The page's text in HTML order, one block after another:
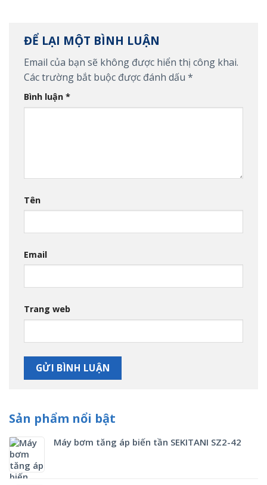
ĐỂ LẠI MỘT BÌNH LUẬN
Email của bạn sẽ không được hiển thị công khai.
Các trường bắt buộc được đánh dấu *
Bình luận *
Tên
Email
Trang web
Sản phẩm nổi bật
Máy bơm tăng áp biến tần SEKITANI SZ2-42